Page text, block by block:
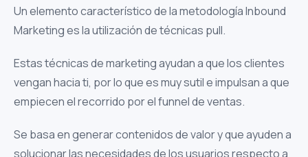
Un elemento característico de la metodología Inbound
Marketing es la utilización de técnicas pull.
Estas técnicas de marketing ayudan a que los clientes
vengan hacia ti, por lo que es muy sutil e impulsan a que
empiecen el recorrido por el funnel de ventas.
Se basa en generar contenidos de valor y que ayuden a
solucionar las necesidades de los usuarios respecto a